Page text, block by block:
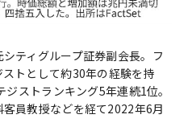
ティグループ証券副会長。フ
トとして約30年の経験を持
ストランキング5年連続1位。
員教授などを経て2022年6月